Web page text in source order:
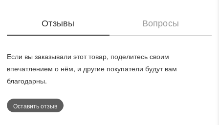
составляет 95 см, что гарантирует комфортную посадку.
Лаконичный зеленый оттенок позволяет легко сочетать пальто
Отзывы Вопросы
Если вы заказывали этот товар, поделитесь своим
впечатлением о нём, и другие покупатели будут вам
благодарны.
Оставить отзыв